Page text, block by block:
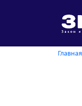
Главная